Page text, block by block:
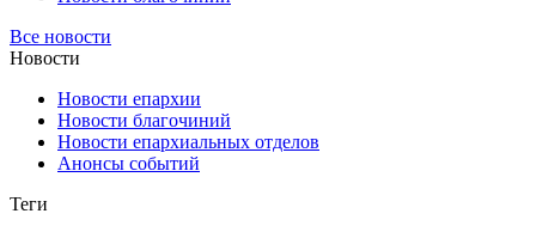
Все новости
Новости
Новости епархии
Новости благочиний
Новости епархиальных отделов
Анонсы событий
Теги